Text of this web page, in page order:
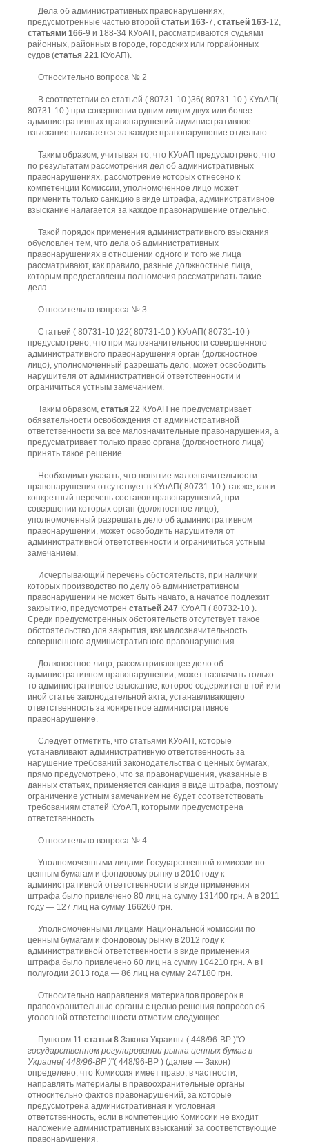
Дела об административных правонарушениях,
предусмотренные частью второй статьи 163-7, статьей 163-12,
статьями 166-9 и 188-34 КУоАП, рассматриваются судьями
районных, районных в городе, городских или горрайонных
судов (статья 221 КУоАП).
Относительно вопроса № 2
В соответствии со статьей ( 80731-10 )36( 80731-10 ) КУоАП(
80731-10 ) при совершении одним лицом двух или более
административных правонарушений административное
взыскание налагается за каждое правонарушение отдельно.
Таким образом, учитывая то, что КУоАП предусмотрено, что
по результатам рассмотрения дел об административных
правонарушениях, рассмотрение которых отнесено к
компетенции Комиссии, уполномоченное лицо может
применить только санкцию в виде штрафа, административное
взыскание налагается за каждое правонарушение отдельно.
Такой порядок применения административного взыскания
обусловлен тем, что дела об административных
правонарушениях в отношении одного и того же лица
рассматривают, как правило, разные должностные лица,
которым предоставлены полномочия рассматривать такие
дела.
Относительно вопроса № 3
Статьей ( 80731-10 )22( 80731-10 ) КУоАП( 80731-10 )
предусмотрено, что при малозначительности совершенного
административного правонарушения орган (должностное
лицо), уполномоченный разрешать дело, может освободить
нарушителя от административной ответственности и
ограничиться устным замечанием.
Таким образом, статья 22 КУоАП не предусматривает
обязательности освобождения от административной
ответственности за все малозначительные правонарушения, а
предусматривает только право органа (должностного лица)
принять такое решение.
Необходимо указать, что понятие малозначительности
правонарушения отсутствует в КУоАП( 80731-10 ) так же, как и
конкретный перечень составов правонарушений, при
совершении которых орган (должностное лицо),
уполномоченный разрешать дело об административном
правонарушении, может освободить нарушителя от
административной ответственности и ограничиться устным
замечанием.
Исчерпывающий перечень обстоятельств, при наличии
которых производство по делу об административном
правонарушении не может быть начато, а начатое подлежит
закрытию, предусмотрен статьей 247 КУоАП ( 80732-10 ).
Среди предусмотренных обстоятельств отсутствует такое
обстоятельство для закрытия, как малозначительность
совершенного административного правонарушения.
Должностное лицо, рассматривающее дело об
административном правонарушении, может назначить только
то административное взыскание, которое содержится в той или
иной статье законодательной акта, устанавливающего
ответственность за конкретное административное
правонарушение.
Следует отметить, что статьями КУоАП, которые
устанавливают административную ответственность за
нарушение требований законодательства о ценных бумагах,
прямо предусмотрено, что за правонарушения, указанные в
данных статьях, применяется санкция в виде штрафа, поэтому
ограничение устным замечанием не будет соответствовать
требованиям статей КУоАП, которыми предусмотрена
ответственность.
Относительно вопроса № 4
Уполномоченными лицами Государственной комиссии по
ценным бумагам и фондовому рынку в 2010 году к
административной ответственности в виде применения
штрафа было привлечено 80 лиц на сумму 131400 грн. А в 2011
году — 127 лиц на сумму 166260 грн.
Уполномоченными лицами Национальной комиссии по
ценным бумагам и фондовому рынку в 2012 году к
административной ответственности в виде применения
штрафа было привлечено 60 лиц на сумму 104210 грн. А в I
полугодии 2013 года — 86 лиц на сумму 247180 грн.
Относительно направления материалов проверок в
правоохранительные органы с целью решения вопросов об
уголовной ответственности отметим следующее.
Пунктом 11 статьи 8 Закона Украины ( 448/96-ВР )"О
государственном регулировании рынка ценных бумаг в
Украине( 448/96-ВР )"( 448/96-ВР ) (далее — Закон)
определено, что Комиссия имеет право, в частности,
направлять материалы в правоохранительные органы
относительно фактов правонарушений, за которые
предусмотрена административная и уголовная
ответственность, если в компетенцию Комиссии не входит
наложение административных взысканий за соответствующие
правонарушения.